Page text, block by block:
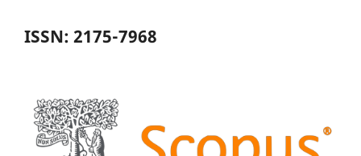
ISSN: 2175-7968